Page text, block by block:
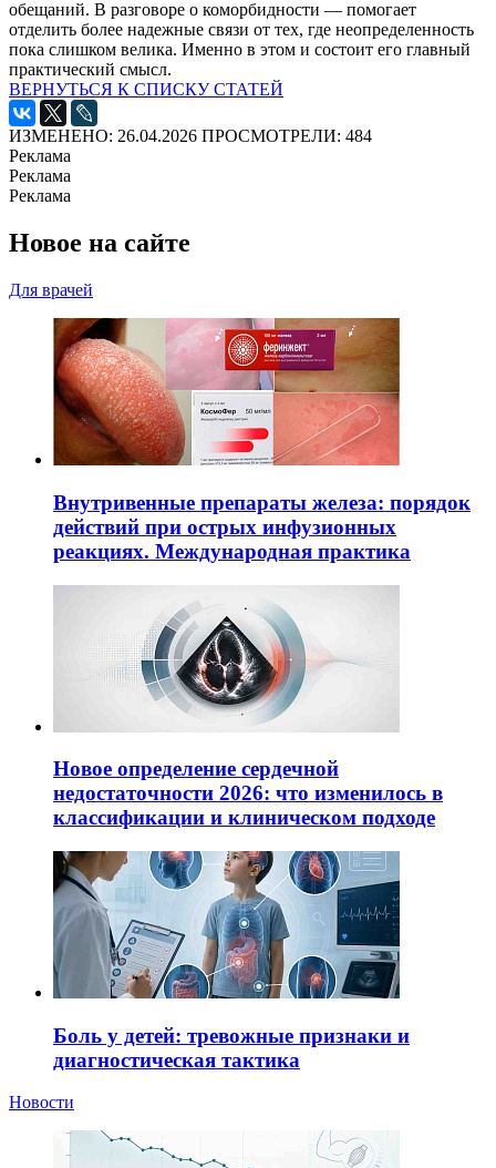
обещаний. В разговоре о коморбидности — помогает
отделить более надежные связи от тех, где неопределенность
пока слишком велика. Именно в этом и состоит его главный
практический смысл.
ВЕРНУТЬСЯ К СПИСКУ СТАТЕЙ
ИЗМЕНЕНО: 26.04.2026 ПРОСМОТРЕЛИ: 484
Реклама
Реклама
Реклама
Новое на сайте
Для врачей
Внутривенные препараты железа: порядок
действий при острых инфузионных
реакциях. Международная практика
Новое определение сердечной
недостаточности 2026: что изменилось в
классификации и клиническом подходе
Боль у детей: тревожные признаки и
диагностическая тактика
Новости